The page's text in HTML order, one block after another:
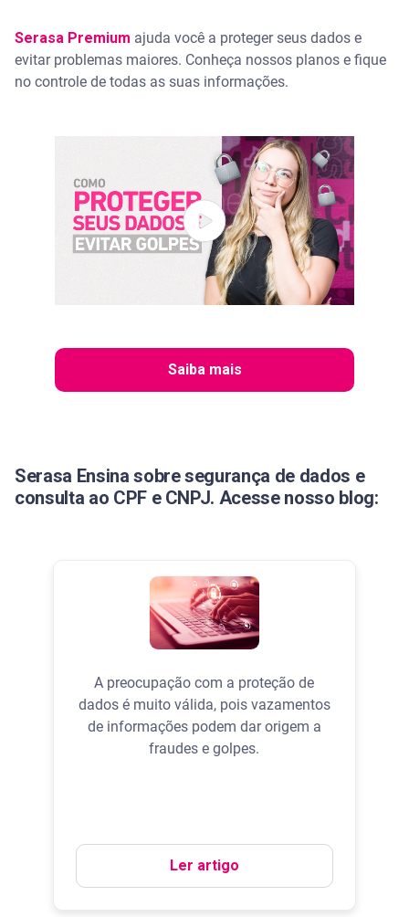
Serasa Premium ajuda você a proteger seus dados e
evitar problemas maiores. Conheça nossos planos e fique
no controle de todas as suas informações.
Saiba mais
Serasa Ensina sobre segurança de dados e
consulta ao CPF e CNPJ. Acesse nosso blog:
A preocupação com a proteção de
dados é muito válida, pois vazamentos
de informações podem dar origem a
fraudes e golpes.
Ler artigo